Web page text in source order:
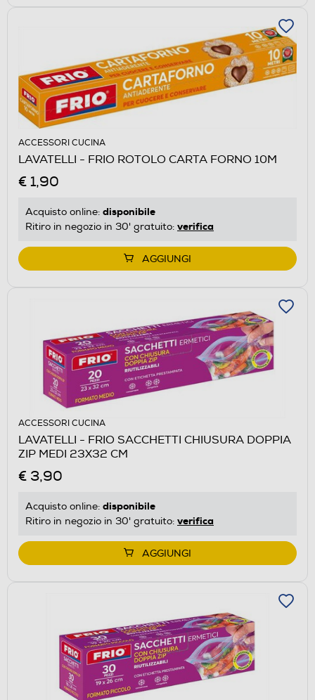
ACCESSORI CUCINA
LAVATELLI - FRIO ROTOLO CARTA FORNO 10M
€ 1,90
Acquisto online: disponibile
Ritiro in negozio in 30' gratuito: verifica
AGGIUNGI
ACCESSORI CUCINA
LAVATELLI - FRIO SACCHETTI CHIUSURA DOPPIA
ZIP MEDI 23X32 CM
€ 3,90
Acquisto online: disponibile
Ritiro in negozio in 30' gratuito: verifica
AGGIUNGI